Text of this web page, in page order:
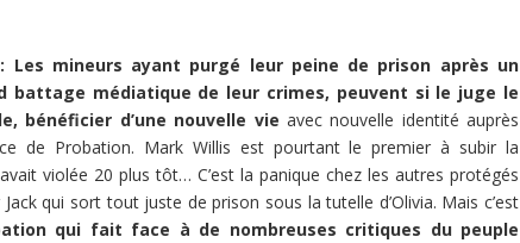
Les mineurs ayant purgé leur peine de prison après un
battage médiatique de leur crimes, peuvent si le juge le
bénéficier d’une nouvelle vie avec nouvelle identité auprès
de Probation. Mark Willis est pourtant le premier à subir la
violée 20 plus tôt… C’est la panique chez les autres protégés
qui sort tout juste de prison sous la tutelle d’Olivia. Mais c’est
qui fait face à de nombreuses critiques du peuple